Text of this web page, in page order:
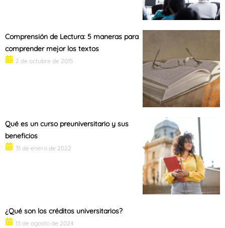
Comprensión de Lectura: 5 maneras para
comprender mejor los textos
2 de octubre de 2015
Qué es un curso preuniversitario y sus
beneficios
31 de enero de 2022
¿Qué son los créditos universitarios?
13 de agosto de 2024